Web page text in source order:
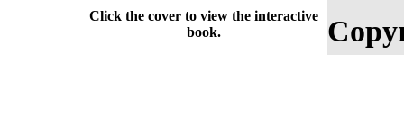
Click the cover to view the interactive
book.